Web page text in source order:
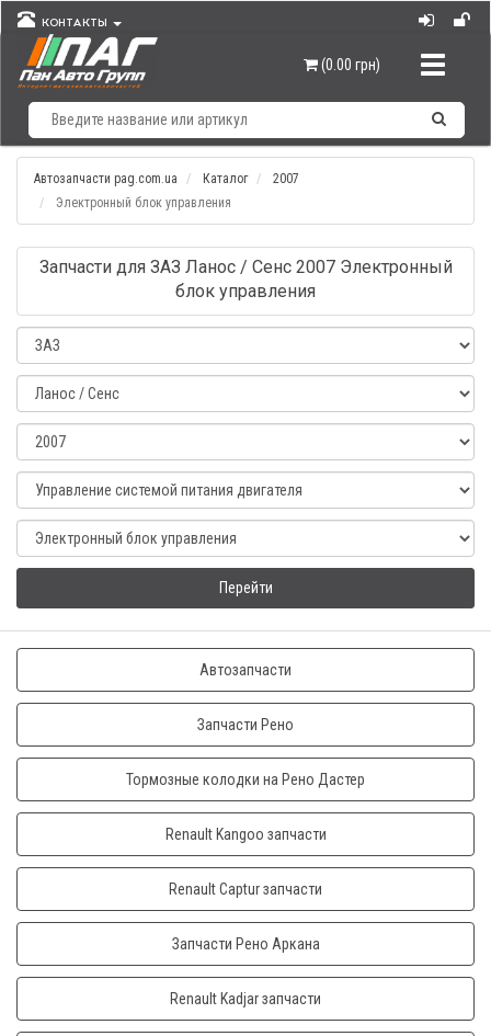
КОНТАКТЫ
(0.00 грн)
Автозапчасти pag.com.ua Каталог
2007
Электронный блок управления
Запчасти для ЗАЗ Ланос / Сенс 2007 Электронный
блок управления
Перейти
Автозапчасти
Запчасти Рено
Тормозные колодки на Рено Дастер
Renault Kangoo запчасти
Renault Captur запчасти
Запчасти Рено Аркана
Renault Kadjar запчасти